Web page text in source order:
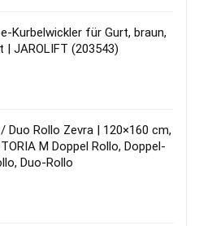
Kurbelwickler für Gurt, braun,
| JAROLIFT (203543)
Duo Rollo Zevra | 120×160 cm,
M Doppel Rollo, Doppel-
Duo-Rollo